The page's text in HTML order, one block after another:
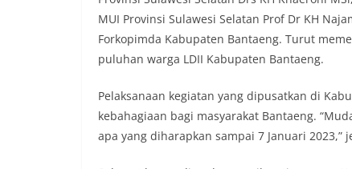
MUI Provinsi Sulawesi Selatan Prof Dr KH
Forkopimda Kabupaten Bantaeng. Turut
puluhan warga LDII Kabupaten Bantaeng.
Pelaksanaan kegiatan yang dipusatkan di
kebahagiaan bagi masyarakat Bantaeng.
apa yang diharapkan sampai 7 Januari 2023,”